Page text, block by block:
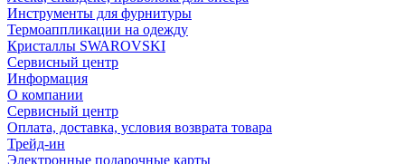
Инструменты для фурнитуры
Термоаппликации на одежду
Кристаллы SWAROVSKI
Сервисный центр
Информация
О компании
Сервисный центр
Оплата, доставка, условия возврата товара
Трейд-ин
Электронные подарочные карты